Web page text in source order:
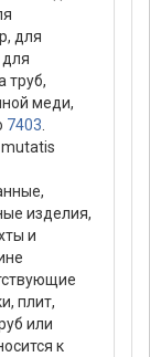
для
для
труб,
меди,
7403
изделия,
и
плит,
или
к